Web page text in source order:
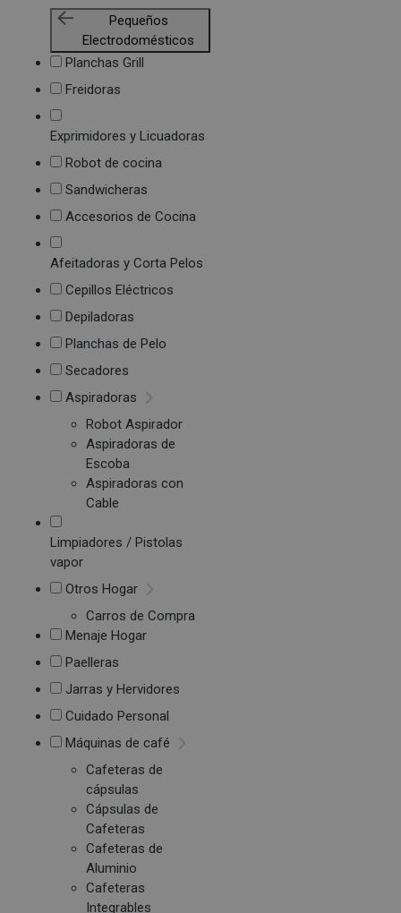
Pequeños
Electrodomésticos
Planchas Grill
Freidoras
Exprimidores y Licuadoras
Robot de cocina
Sandwicheras
Accesorios de Cocina
Afeitadoras y Corta Pelos
Cepillos Eléctricos
Depiladoras
Planchas de Pelo
Secadores
Aspiradoras
Robot Aspirador
Aspiradoras de
Escoba
Aspiradoras con
Cable
Limpiadores / Pistolas
vapor
Otros Hogar
Carros de Compra
Menaje Hogar
Paelleras
Jarras y Hervidores
Cuidado Personal
Máquinas de café
Cafeteras de
cápsulas
Cápsulas de
Cafeteras
Cafeteras de
Aluminio
Cafeteras
Integrables